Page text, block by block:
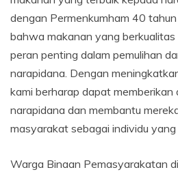
dengan Permenkumham 40
bahwa makanan yang
peran penting dalam pemulihan
narapidana. Dengan
kami berharap dapat memberikan
narapidana dan membantu
masyarakat sebagai individu yang
Warga Binaan Pemasyarakatan